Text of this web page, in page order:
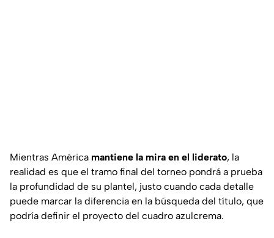
Mientras América mantiene la mira en el liderato, la
realidad es que el tramo final del torneo pondrá a prueba
la profundidad de su plantel, justo cuando cada detalle
puede marcar la diferencia en la búsqueda del título, que
podría definir el proyecto del cuadro azulcrema.